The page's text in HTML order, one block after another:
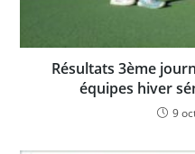
Résultats 3ème
équipes hiver
9